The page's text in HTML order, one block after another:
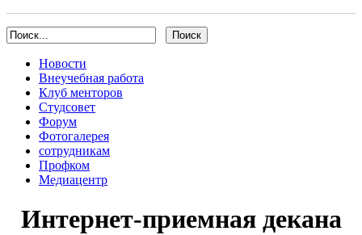
Новости
Внеучебная работа
Клуб менторов
Студсовет
Форум
Фотогалерея
сотрудникам
Профком
Медиацентр
Интернет-приемная декана